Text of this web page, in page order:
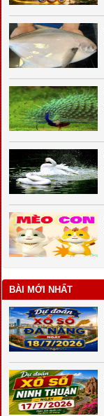
BÀI MỚI NHẤT